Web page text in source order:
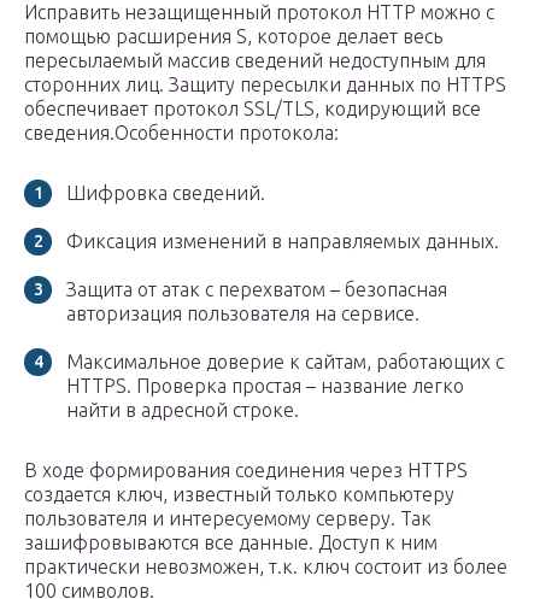
Исправить незащищенный протокол HTTP можно с
помощью расширения S, которое делает весь
пересылаемый массив сведений недоступным для
сторонних лиц. Защиту пересылки данных по HTTPS
обеспечивает протокол SSL/TLS, кодирующий все
сведения.Особенности протокола:
Шифровка сведений.
Фиксация изменений в направляемых данных.
Защита от атак с перехватом – безопасная
авторизация пользователя на сервисе.
Максимальное доверие к сайтам, работающих с
HTTPS. Проверка простая – название легко
найти в адресной строке.
В ходе формирования соединения через HTTPS
создается ключ, известный только компьютеру
пользователя и интересуемому серверу. Так
зашифровываются все данные. Доступ к ним
практически невозможен, т.к. ключ состоит из более
100 символов.